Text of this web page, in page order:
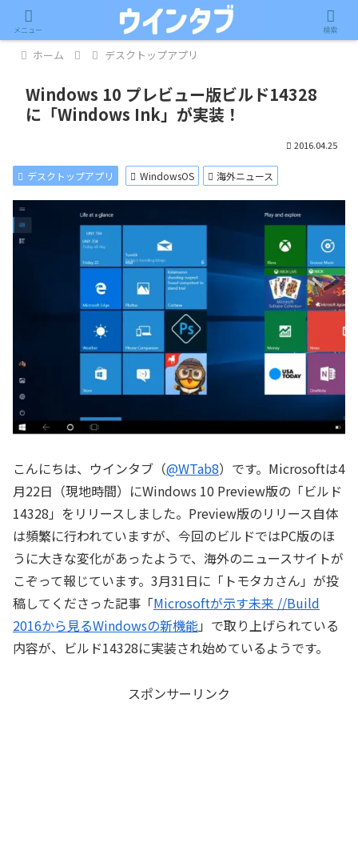
記事内に広告が含まれています。
ホーム デスクトップアプリ
Windows 10 プレビュー版ビルド14328
に「Windows Ink」が実装！
2016.04.25
デスクトップアプリ WindowsOS 海外ニュース
こんにちは、ウインタブ（@WTab8）です。Microsoftは4
月22日（現地時間）にWindows 10 Preview版の「ビルド
14328」をリリースしました。Preview版のリリース自体
は頻繁に行われていますが、今回のビルドではPC版のほ
うに大きな変化があったようで、海外のニュースサイトが
こぞって報じています。3月31日に「トモタカさん」が投
稿してくださった記事「Microsoftが示す未来 //Build
2016から見るWindowsの新機能」で取り上げられている
内容が、ビルド14328に実装され始めているようです。
スポンサーリンク
メニュー 検索